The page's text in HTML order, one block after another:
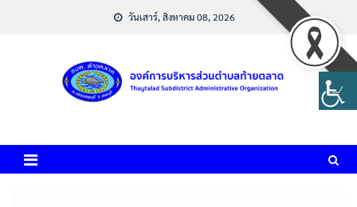
วันเสาร์, สิงหาคม 08, 2026